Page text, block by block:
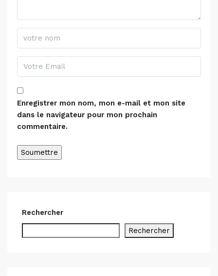
Enregistrer mon nom, mon e-mail et mon site
dans le navigateur pour mon prochain
commentaire.
Rechercher
Rechercher